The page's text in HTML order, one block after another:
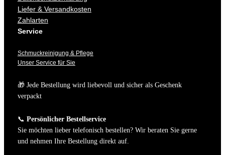
Liefer & Versandkosten
Zahlarten
Service
Schmuckreinigung & Pflege
Unser Service für Sie
🎁 Jede Bestellung wird liebevoll und sicher als Geschenk
verpackt
📞 Persönlicher Bestellservice
Sie möchten lieber telefonisch bestellen? Wir beraten Sie gerne
und nehmen Ihre Bestellung direkt auf.